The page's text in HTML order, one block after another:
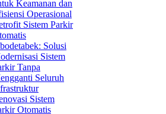
Keamanan dan
Operasional
Sistem Parkir
Solusi
Sistem
Tanpa
Seluruh
Sistem
Otomatis